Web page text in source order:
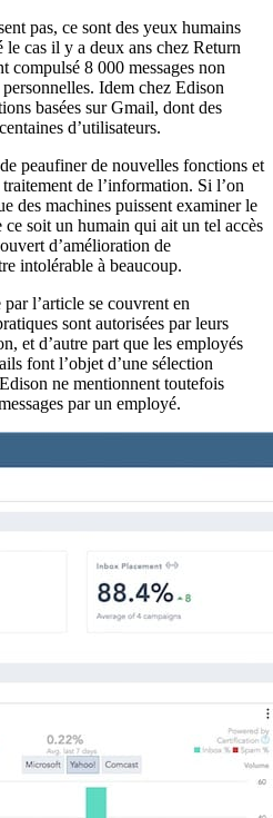
pas, ce sont des yeux humains
le cas il y a deux ans chez Return
compulsé 8 000 messages non
Idem chez Edison
basées sur Gmail, dont des
d’utilisateurs.
peaufiner de nouvelles fonctions et
de l’information. Si l’on
des machines puissent examiner le
ce soit un humain qui ait un tel accès
d’amélioration de
intolérable à beaucoup.
l’article se couvrent en
sont autorisées par leurs
et d’autre part que les employés
font l’objet d’une sélection
ne mentionnent toutefois
par un employé.